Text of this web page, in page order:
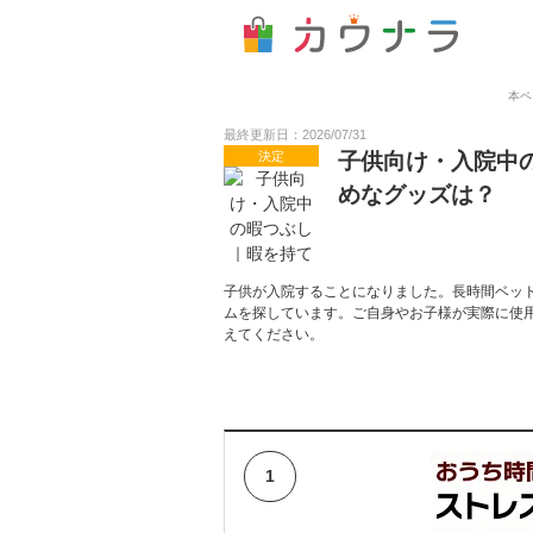
本
最終更新日：2026/07/31
決定
子供向け・入院中
めなグッズは？
子供が入院することになりました。長時間ベ
ムを探しています。ご自身やお子様が実際に
えてください。
1